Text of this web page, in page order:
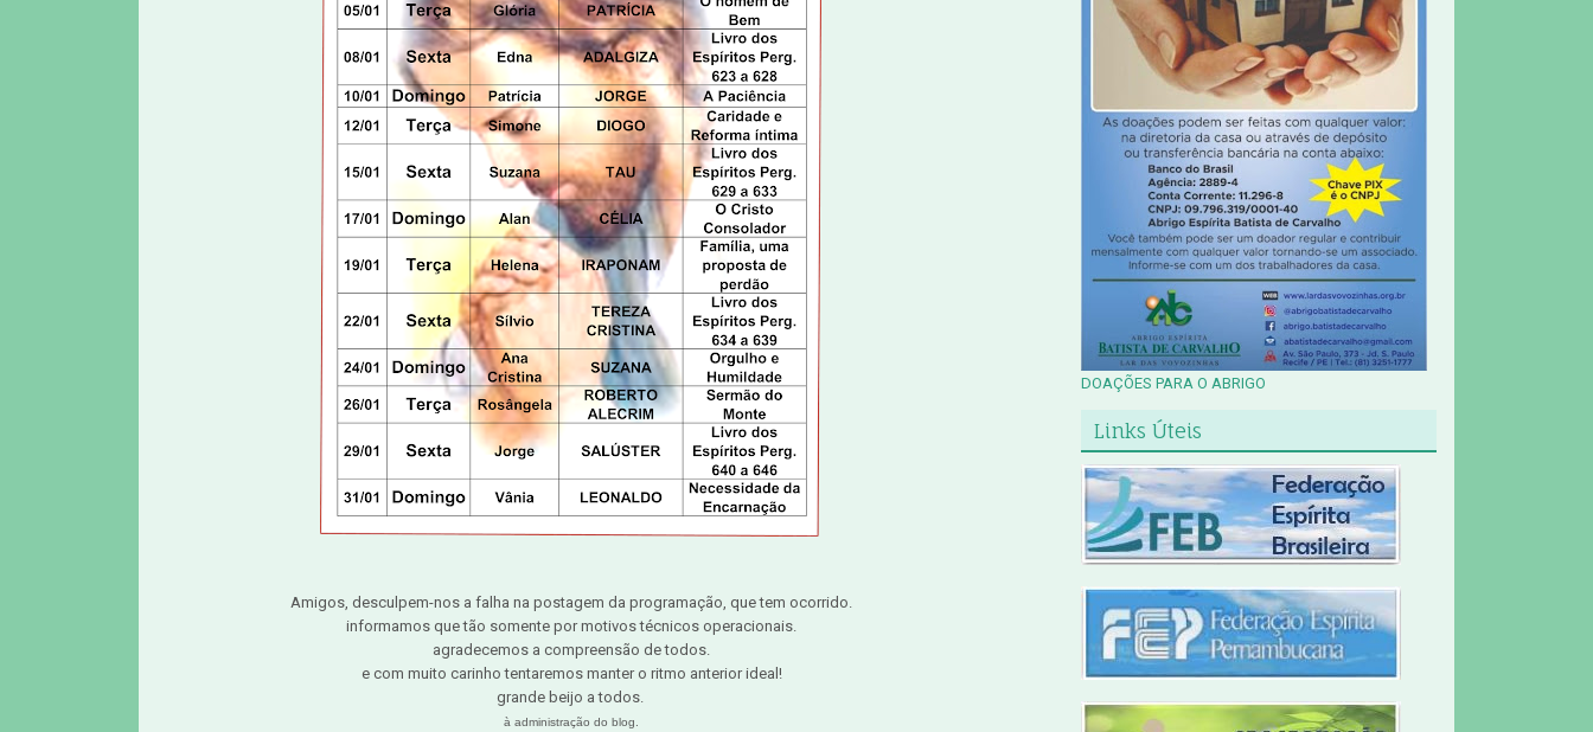
Amigos, desculpem-nos a falha na postagem da programação, que tem ocorrido.
informamos que tão somente por motivos técnicos operacionais.
agradecemos a compreensão de todos.
e com muito carinho tentaremos manter o ritmo anterior ideal!
grande beijo a todos.
à administração do blog.
DOAÇÕES PARA O ABRIGO
Links Úteis